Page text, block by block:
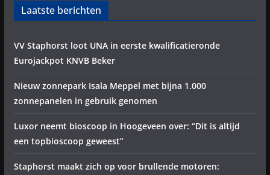
Laatste berichten
VV Staphorst loot UNA in eerste kwalificatieronde
Eurojackpot KNVB Beker
Nieuw zonnepark Isala Meppel met bijna 1.000
zonnepanelen in gebruik genomen
Luxor neemt bioscoop in Hoogeveen over: “Dit is altijd
een topbioscoop geweest”
Staphorst maakt zich op voor brullende motoren: